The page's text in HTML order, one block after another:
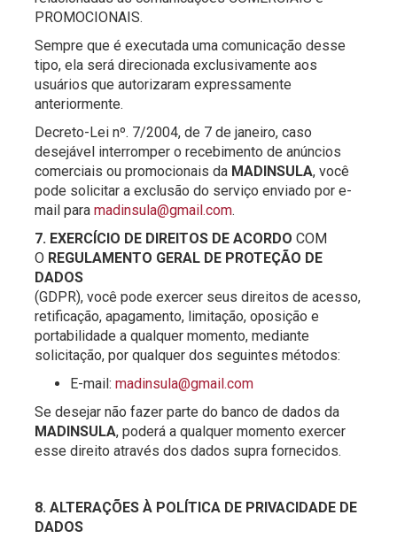
PROMOCIONAIS.
Sempre que é executada uma comunicação desse
tipo, ela será direcionada exclusivamente aos
usuários que autorizaram expressamente
anteriormente.
Decreto-Lei nº. 7/2004, de 7 de janeiro, caso
desejável interromper o recebimento de anúncios
comerciais ou promocionais da MADINSULA, você
pode solicitar a exclusão do serviço enviado por e-
mail para madinsula@gmail.com.
7. EXERCÍCIO DE DIREITOS DE ACORDO COM
O REGULAMENTO GERAL DE PROTEÇÃO DE
DADOS
(GDPR), você pode exercer seus direitos de acesso,
retificação, apagamento, limitação, oposição e
portabilidade a qualquer momento, mediante
solicitação, por qualquer dos seguintes métodos:
E-mail: madinsula@gmail.com
Se desejar não fazer parte do banco de dados da
MADINSULA, poderá a qualquer momento exercer
esse direito através dos dados supra fornecidos.
8. ALTERAÇÕES À POLÍTICA DE PRIVACIDADEDE
DADOS